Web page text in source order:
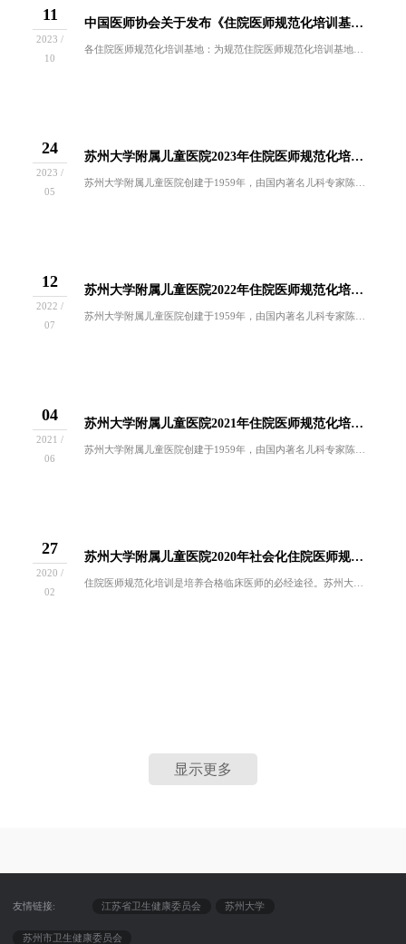
11
2023 /
10
中国医师协会关于发布《住院医师规范化培训基地临床技能培训中心工作指南（2023年版）》的通知
各住院医师规范化培训基地：为规范住院医师规范化培训基地临床技能培训中心工作，中国医师协会组织中国医师协会毕业后医学模拟教育专家委员会为核心牵...
24
2023 /
05
苏州大学附属儿童医院2023年住院医师规范化培训招收简章
苏州大学附属儿童医院创建于1959年，由国内著名儿科专家陈务民、彭大恩、何馥贞等在原苏州医学院附属第一医院儿科基础上独立组建，隶属于江苏省卫...
12
2022 /
07
苏州大学附属儿童医院2022年住院医师规范化培训招收简章
苏州大学附属儿童医院创建于1959年，由国内著名儿科专家陈务民、彭大恩、何馥贞等在原苏州医学院附属第一医院儿科基础上独立组建，隶属于江苏省卫...
04
2021 /
06
苏州大学附属儿童医院2021年住院医师规范化培训招收简章
苏州大学附属儿童医院创建于1959年，由国内著名儿科专家陈务民、彭大恩、何馥贞等在原苏州医学院附属第一医院儿科基础上独立组建，隶属于江苏省卫...
27
2020 /
02
苏州大学附属儿童医院2020年社会化住院医师规范化培训招生简章
住院医师规范化培训是培养合格临床医师的必经途径。苏州大学附属儿童医院是国家卫健委首批儿科住院医师规范化培训基地，是江苏省“十三五”儿科学重点...
显示更多
友情链接: 江苏省卫生健康委员会 苏州大学
苏州市卫生健康委员会